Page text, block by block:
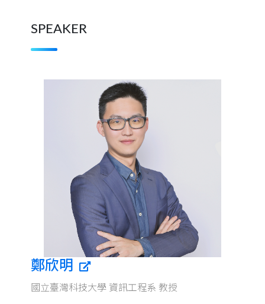
SPEAKER
鄭欣明
國立臺灣科技大學 資訊工程系 教授